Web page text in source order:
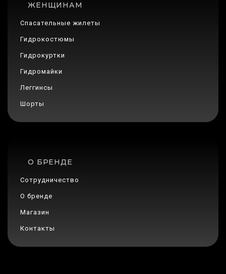
ЖЕНЩИНАМ
Спасательные жилеты
Гидрокостюмы
Гидрокуртки
Гидромайки
Леггинсы
Шорты
О БРЕНДЕ
Сотрудничество
О бренде
Магазин
Контакты